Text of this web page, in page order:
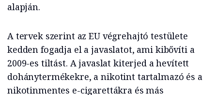
alapján.
A tervek szerint az EU végrehajtó testülete
kedden fogadja el a javaslatot, ami kibővíti a
2009-es tiltást. A javaslat kiterjed a hevített
dohánytermékekre, a nikotint tartalmazó és a
nikotinmentes e-cigarettákra és más